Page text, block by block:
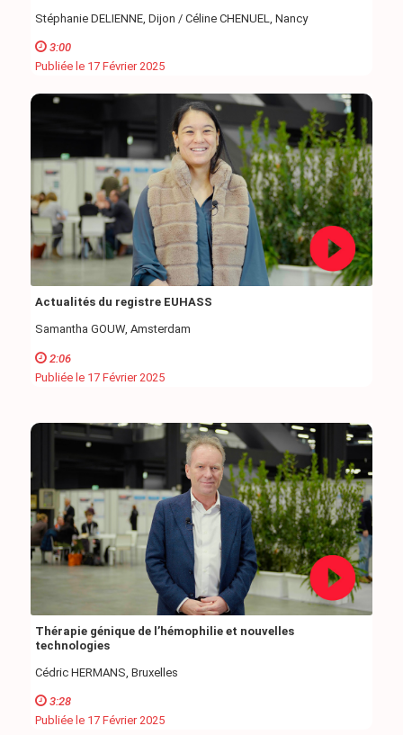
Stéphanie DELIENNE, Dijon / Céline CHENUEL, Nancy
3:00
Publiée le 17 Février 2025
Actualités du registre EUHASS
Samantha GOUW, Amsterdam
2:06
Publiée le 17 Février 2025
Thérapie génique de l’hémophilie et nouvelles
technologies
Cédric HERMANS, Bruxelles
3:28
Publiée le 17 Février 2025